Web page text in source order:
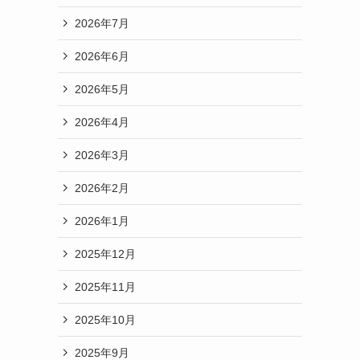
2026年7月
2026年6月
2026年5月
2026年4月
2026年3月
2026年2月
2026年1月
2025年12月
2025年11月
2025年10月
2025年9月